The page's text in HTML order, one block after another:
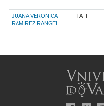
JUANA VERONICA
RAMIREZ RANGEL
TA-T